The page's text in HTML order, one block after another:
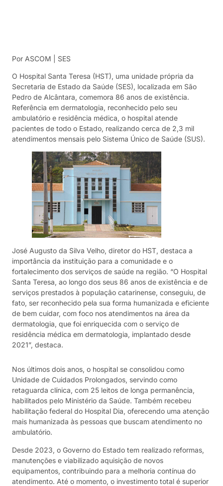
Por ASCOM | SES
O Hospital Santa Teresa (HST), uma unidade própria da
Secretaria de Estado da Saúde (SES), localizada em São
Pedro de Alcântara, comemora 86 anos de existência.
Referência em dermatologia, reconhecido pelo seu
ambulatório e residência médica, o hospital atende
pacientes de todo o Estado, realizando cerca de 2,3 mil
atendimentos mensais pelo Sistema Único de Saúde (SUS).
José Augusto da Silva Velho, diretor do HST, destaca a
importância da instituição para a comunidade e o
fortalecimento dos serviços de saúde na região. “O Hospital
Santa Teresa, ao longo dos seus 86 anos de existência e de
serviços prestados à população catarinense, conseguiu, de
fato, ser reconhecido pela sua forma humanizada e eficiente
de bem cuidar, com foco nos atendimentos na área da
dermatologia, que foi enriquecida com o serviço de
residência médica em dermatologia, implantado desde
2021”, destaca.
Nos últimos dois anos, o hospital se consolidou como
Unidade de Cuidados Prolongados, servindo como
retaguarda clínica, com 25 leitos de longa permanência,
habilitados pelo Ministério da Saúde. Também recebeu
habilitação federal do Hospital Dia, oferecendo uma atenção
mais humanizada às pessoas que buscam atendimento no
ambulatório.
Desde 2023, o Governo do Estado tem realizado reformas,
manutenções e viabilizado aquisição de novos
equipamentos, contribuindo para a melhoria contínua do
atendimento. Até o momento, o investimento total é superior